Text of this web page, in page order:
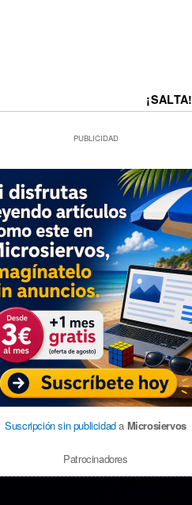
¡SALTA!
PUBLICIDAD
Suscripción sin publicidada Microsiervos
Patrocinadores